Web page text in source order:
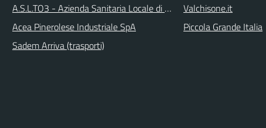
A.S.L.TO3 - Azienda Sanitaria Locale di Collegno e Pinerolo
Acea Pinerolese Industriale SpA
Sadem Arriva (trasporti)
Valchisone.it
Piccola Grande Italia